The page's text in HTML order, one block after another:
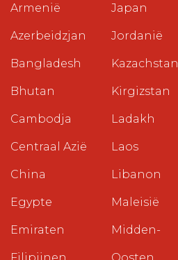
Armenië
Azerbeidzjan
Bangladesh
Bhutan
Cambodja
Centraal Azië
China
Egypte
Emiraten
Japan
Jordanië
Kazachstan
Kirgizstan
Ladakh
Laos
Libanon
Maleisië
Midden-